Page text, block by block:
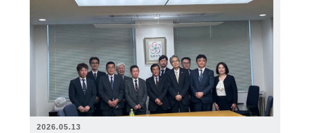
2026.05.13